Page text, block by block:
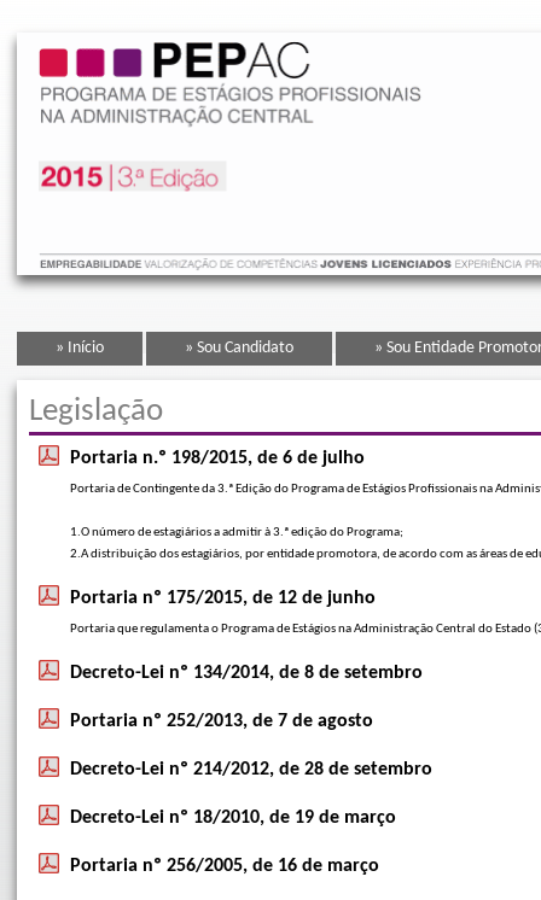
» Início » Sou Candidato » Sou Entidade
Legislação
Portaria n.º 198/2015, de 6 de julho
Portaria de Contingente da 3.ª Edição do Programa de Estágios Profissionais na
1.O número de estagiários a admitir à 3.ª edição do Programa;
2.A distribuição dos estagiários, por entidade promotora, de acordo com as áreas de
Portaria nº 175/2015, de 12 de junho
Portaria que regulamenta o Programa de Estágios na Administração Central do Estado
Decreto-Lei nº 134/2014, de 8 de setembro
Portaria nº 252/2013, de 7 de agosto
Decreto-Lei nº 214/2012, de 28 de setembro
Decreto-Lei nº 18/2010, de 19 de março
Portaria nº 256/2005, de 16 de março